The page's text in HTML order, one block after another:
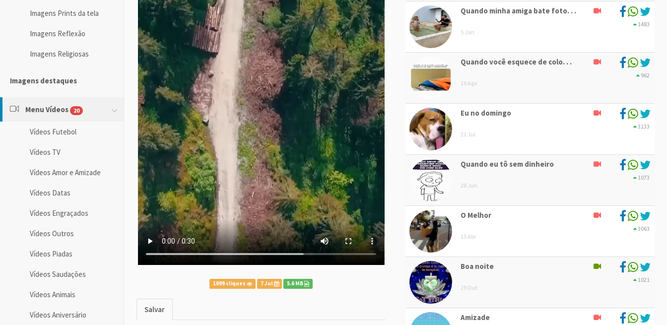
Imagens Prints da tela
Imagens Reflexão
Imagens Religiosas
Imagens destaques
Menu Vídeos 20
Vídeos Futebol
Vídeos TV
Vídeos Amor e Amizade
Vídeos Datas
Vídeos Engraçados
Vídeos Outros
Vídeos Piadas
Vídeos Saudações
Vídeos Animais
Vídeos Aniversário
1099 cliques 7 Jul 5.6 MB
Salvar
Quando minha amiga bate foto. . .
5 Jan
1483
Quando você esquece de colo. . .
19 Ago
962
Eu no domingo
21 Jul
3133
Quando eu tô sem dinheiro
28 Jun
1073
O Melhor
15 Abr
3063
Boa noite
29 Out
1021
Amizade